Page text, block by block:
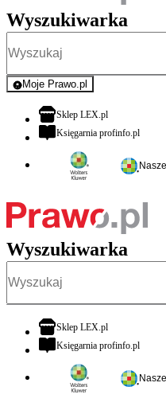
Wyszukiwarka
Moje Prawo.pl
- rejestracja i logowanie
Sklep LEX.plotwiera się w
Księgarnia profinfo.pl
Wyszukiwarka
Sklep LEX.plotwiera się w
Księgarnia profinfo.pl